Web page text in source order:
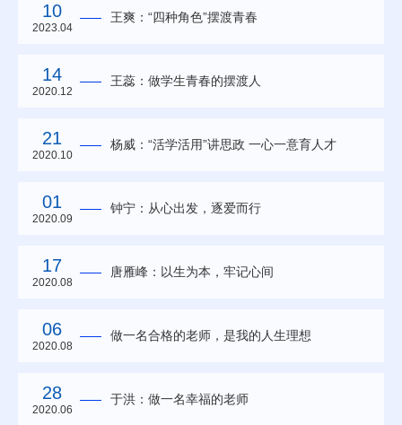
10
2023.04
王爽：“四种角色”摆渡青春
14
2020.12
王蕊：做学生青春的摆渡人
21
2020.10
杨威：“活学活用”讲思政 一心一意育人才
01
2020.09
钟宁：从心出发，逐爱而行
17
2020.08
唐雁峰：以生为本，牢记心间
06
2020.08
做一名合格的老师，是我的人生理想
28
2020.06
于洪：做一名幸福的老师